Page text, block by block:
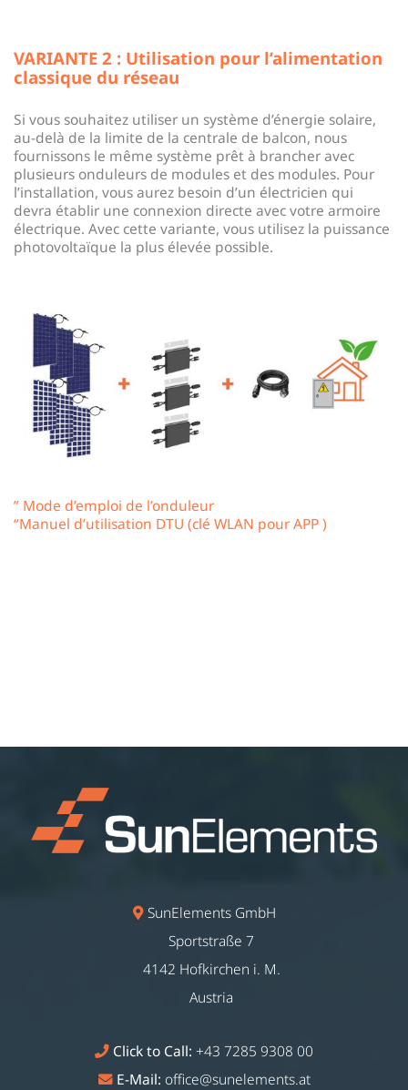
VARIANTE 2 : Utilisation pour l’alimentation
classique du réseau
Si vous souhaitez utiliser un système d’énergie solaire,
au-delà de la limite de la centrale de balcon, nous
fournissons le même système prêt à brancher avec
plusieurs onduleurs de modules et des modules. Pour
l’installation, vous aurez besoin d’un électricien qui
devra établir une connexion directe avec votre armoire
électrique. Avec cette variante, vous utilisez la puissance
photovoltaïque la plus élevée possible.
” Mode d’emploi de l’onduleur
“Manuel d’utilisation DTU (clé WLAN pour APP )
SunElements GmbH
Sportstraße 7
4142 Hofkirchen i. M.
Austria
Click to Call: +43 7285 9308 00
E-Mail: office@sunelements.at